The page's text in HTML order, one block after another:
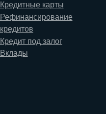
Кредитные карты
Рефинансирование
кредитов
Кредит под залог
Вклады